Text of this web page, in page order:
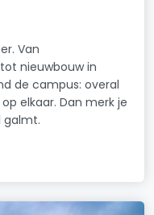
Van
nieuwbouw in
de campus: overal
elkaar. Dan merk je
galmt.